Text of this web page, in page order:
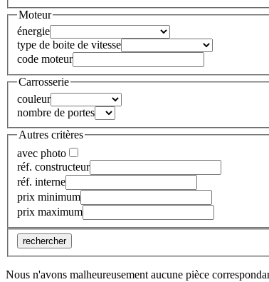
Moteur
énergie
type de boite de vitesse
code moteur
Carrosserie
couleur
nombre de portes
Autres critères
avec photo
réf. constructeur
réf. interne
prix minimum
prix maximum
rechercher
Nous n'avons malheureusement aucune pièce